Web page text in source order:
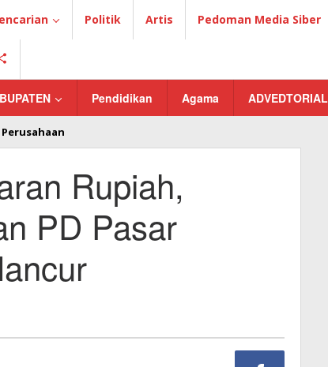
Politik Artis Pedoman Media Siber
Pendidikan Agama ADVEDTORIAL
Rupiah,
PD Pasar